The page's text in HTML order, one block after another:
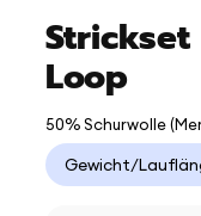
Loop
50% Schurwolle
Gewicht/